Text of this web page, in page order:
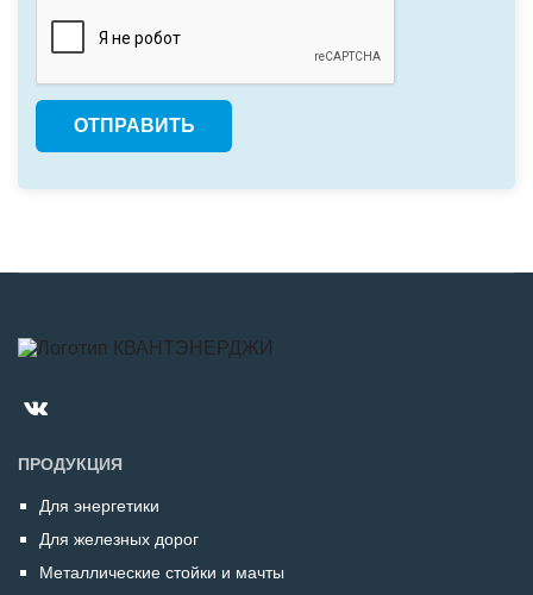
ПРОДУКЦИЯ
Для энергетики
Для железных дорог
Металлические стойки и мачты